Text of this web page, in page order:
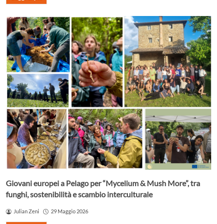
Giovani europei a Pelago per “Mycelium & Mush More”, tra
funghi, sostenibilità e scambio interculturale
Julian Zeni 29 Maggio 2026